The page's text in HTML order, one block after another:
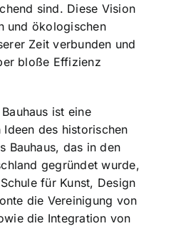
sind. Diese Vision
und ökologischen
Zeit verbunden und
bloße Effizienz
ist eine
des historischen
Bauhaus, das in den
gegründet wurde,
für Kunst, Design
die Vereinigung von
die Integration von